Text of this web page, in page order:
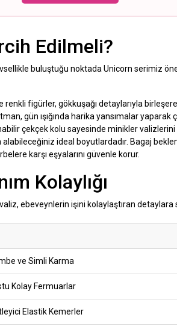
Edilmeli?
buluştuğu noktada Unicorn serimiz
renkli figürler, gökkuşağı detaylarıyla
gün ışığında harika yansımalar yaparak
çekçek kolu sayesinde minikler
alabileceğiniz ideal boyutlardadır. Bagaj
karşı eşyalarını güvenle korur.
Kolaylığı
ebeveynlerin işini kolaylaştıran detaylara
ve Simli Karma
Kolay Fermuarlar
Elastik Kemerler